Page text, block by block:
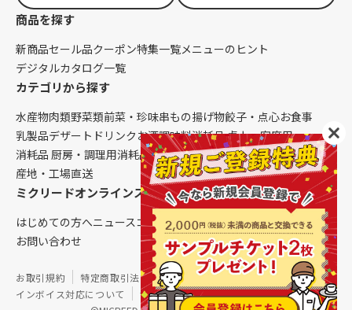
商品を探す
新商品セール品クーポン特集一覧メニューのヒント
デジタルカタログ一覧
カテゴリから探す
水産物肉類野菜類前菜・珍味串もの揚げ物餃子・点心お食事
乳製品デザート ドリンク お酒調味料消耗品 卓上・客席用
消耗品 厨房・調理用消耗品 クレンリネス生鮮品（配送便限定）
産地・工場直送
ミクリードオンラインストアについて
はじめての方へニュースコラムご利用ガイド会社概要
お問い合わせ
お取引規約 特定商取引法に基づく表記
個人情報保護方針
インボイス対応について
サイトマップ